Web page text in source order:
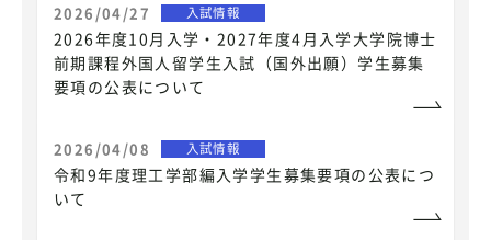
2026/04/27 入試情報
2026年度10月入学・2027年度4月入学大学院博士
前期課程外国人留学生入試（国外出願）学生募集
要項の公表について
2026/04/08 入試情報
令和9年度理工学部編入学学生募集要項の公表につ
いて